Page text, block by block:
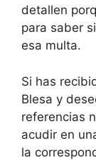
detallen
para saber
esa multa.
Si has
Blesa y
referencias
acudir en
la